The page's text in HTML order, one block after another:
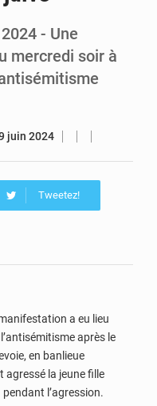
- Une
mercredi soir à
juin 2024
Tweetez!
a eu lieu
après le
en banlieue
agressé la jeune fille
l’agression.